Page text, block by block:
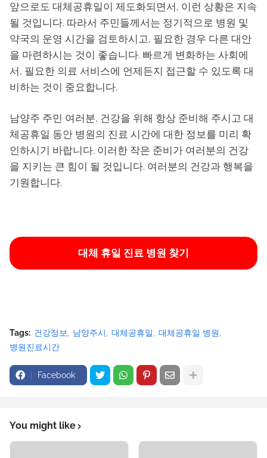
앞으로도 대체공휴일이 제도화되면서, 이런 상황은 지속
될 것입니다. 따라서 주민들께서는 정기적으로 병원 및
약국의 운영 시간을 검토하시고, 필요한 경우 다른 대안
을 마련하시는 것이 좋습니다. 빠르게 변화하는 사회에
서, 필요한 의료 서비스에 언제든지 접근할 수 있도록 대
비하는 것이 중요합니다.
남양주 주민 여러분, 건강을 위해 항상 준비해 주시고 대
체공휴일 동안 병원의 진료 시간에 대한 정보를 미리 확
인하시기 바랍니다. 이러한 작은 준비가 여러분의 건강
을 지키는 큰 힘이 될 것입니다. 여러분의 건강과 행복을
기원합니다.
대체 휴일 진료 병원 찾기
Tags: 건강정보 남양주시 대체공휴일
대체공휴일 병원
병원진료시간
Facebook
You might like